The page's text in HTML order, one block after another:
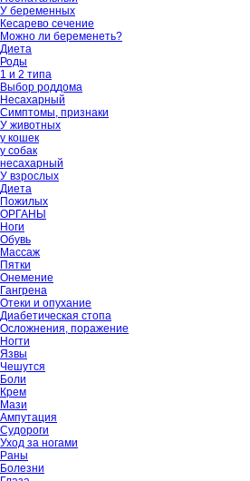
У беременных
Кесарево сечение
Можно ли беременеть?
Диета
Роды
1 и 2 типа
Выбор роддома
Несахарный
Симптомы, признаки
У животных
у кошек
у собак
несахарный
У взрослых
Диета
Пожилых
ОРГАНЫ
Ноги
Обувь
Массаж
Пятки
Онемение
Гангрена
Отеки и опухание
Диабетическая стопа
Осложнения, поражение
Ногти
Язвы
Чешутся
Боли
Крем
Мази
Ампутация
Судороги
Уход за ногами
Раны
Болезни